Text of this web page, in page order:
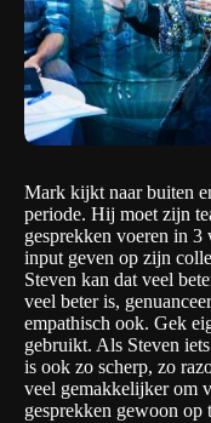
Mark kijkt naar buiten
periode. Hij moet zijn
gesprekken voeren in 3
input geven op zijn
Steven kan dat veel
veel beter is,
empathisch ook. Gek
gebruikt. Als Steven
is ook zo scherp, zo
veel gemakkelijker om
gesprekken gewoon op